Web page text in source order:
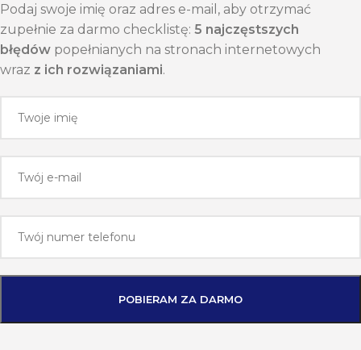
Podaj swoje imię oraz adres e-mail, aby otrzymać
zupełnie za darmo checklistę: 5 najczęstszych
błędów popełnianych na stronach internetowych
wraz z ich rozwiązaniami.